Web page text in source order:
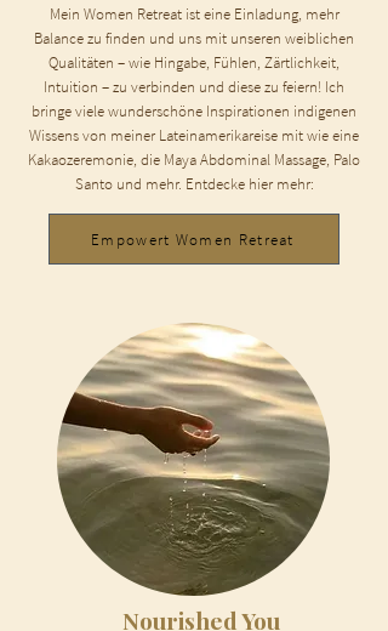
Mein Women Retreat ist eine Einladung, mehr
Balance zu finden und uns mit unseren weiblichen
Qualitäten – wie Hingabe, Fühlen, Zärtlichkeit,
Intuition – zu verbinden und diese zu feiern! Ich
bringe viele wunderschöne Inspirationen indigenen
Wissens von meiner Lateinamerikareise mit wie eine
Kakaozeremonie, die Maya Abdominal Massage, Palo
Santo und mehr. Entdecke hier mehr:
Empowert Women Retreat
Nourished You